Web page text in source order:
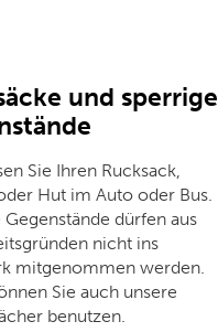
und sperrige
Sie Ihren Rucksack,
Hut im Auto oder Bus.
Gegenstände dürfen aus
nicht ins
mitgenommen werden.
Sie auch unsere
benutzen.